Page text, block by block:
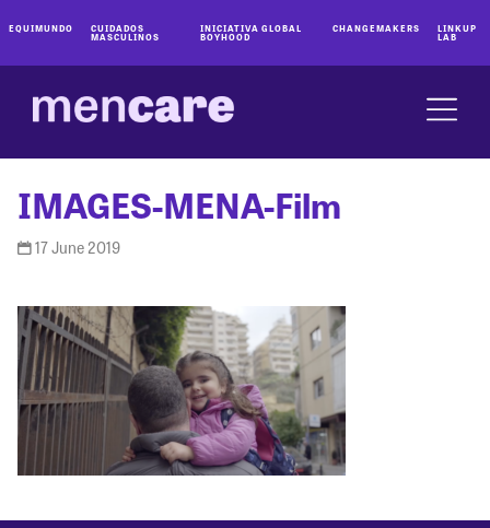
EQUIMUNDO CUIDADOS
MASCULINOS
INICIATIVA GLOBAL
BOYHOOD
CHANGEMAKERS LINKUP
LAB
IMAGES-MENA-Film
17 June 2019